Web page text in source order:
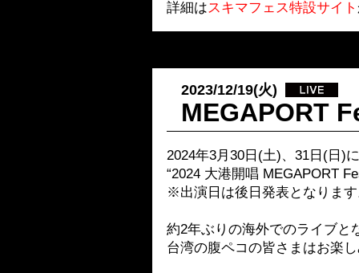
詳細はスキマフェス特設サイト
2023/12/19(火)
MEGAPORT
2024年3月30日(土)、31日(日)
“2024 大港開唱 MEGAPORT
※出演日は後日発表となりま
約2年ぶりの海外でのライブと
台湾の腹ペコの皆さまはお楽